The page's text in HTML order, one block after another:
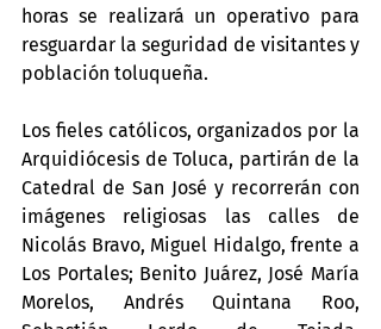
horas se realizará un operativo para
resguardar la seguridad de visitantes y
población toluqueña.
Los fieles católicos, organizados por la
Arquidiócesis de Toluca, partirán de la
Catedral de San José y recorrerán con
imágenes religiosas las calles de
Nicolás Bravo, Miguel Hidalgo, frente a
Los Portales; Benito Juárez, José María
Morelos, Andrés Quintana Roo,